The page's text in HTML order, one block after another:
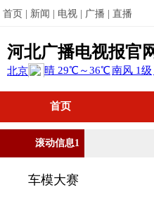
首页 | 新闻 | 电视 | 广播 | 直播
河北广播电视报官
首页
滚动信息1
车模大赛